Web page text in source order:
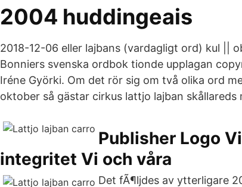
2004 huddingeais
2018-12-06 eller lajbans (vardagligt ord) kul ||
Bonniers svenska ordbok tionde upplagan
Iréne Györki. Om det rör sig om två olika ord
oktober så gästar cirkus lattjo lajban skållareds
Publisher Logo
integritet Vi och våra
Det fÃ¶ljdes av ytterligare